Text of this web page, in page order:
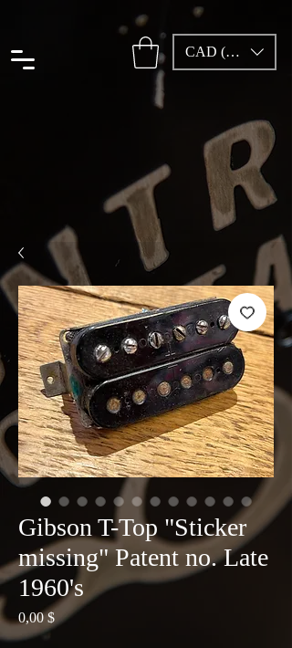
CAD (C$)
Gibson T-Top "Sticker
missing" Patent no. Late
1960's
0,00 $Prix